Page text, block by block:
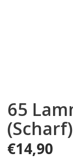
65
(Scharf)
€14,90